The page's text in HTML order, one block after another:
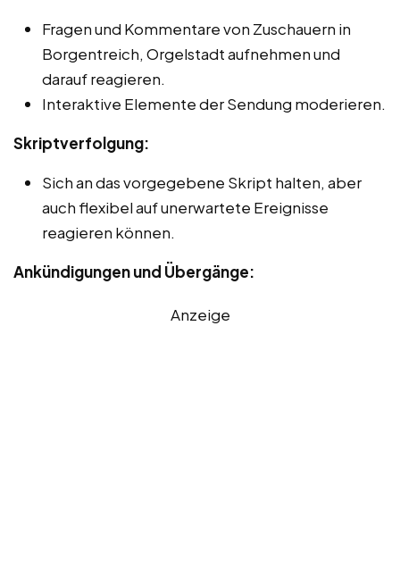
Fragen und Kommentare von Zuschauern in
Borgentreich, Orgelstadt aufnehmen und
darauf reagieren.
Interaktive Elemente der Sendung moderieren.
Skriptverfolgung:
Sich an das vorgegebene Skript halten, aber
auch flexibel auf unerwartete Ereignisse
reagieren können.
Ankündigungen und Übergänge:
Anzeige